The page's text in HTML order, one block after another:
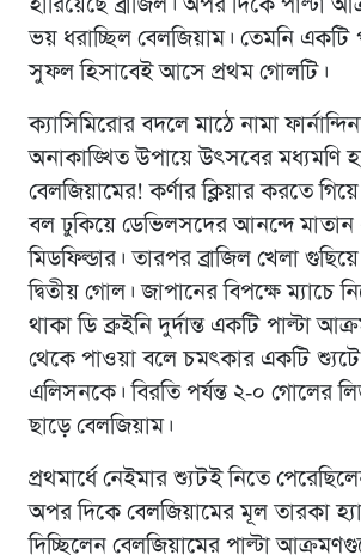
হারিয়েছে ব্রাজিল। অপর দিকে পাল্টা
ভয় ধরাচ্ছিল বেলজিয়াম। তেমনি একটি
সুফল হিসাবেই আসে প্রথম গোলটি।
ক্যাসিমিরোর বদলে মাঠে নামা
অনাকাঙ্খিত উপায়ে উৎসবের মধ্যমণি
বেলজিয়ামের! কর্ণার ক্লিয়ার করতে
বল ঢুকিয়ে ডেভিলসদের আনন্দে মাতান
মিডফিল্ডার। তারপর ব্রাজিল খেলা
দ্বিতীয় গোল। জাপানের বিপক্ষে ম্যাচে
থাকা ডি ব্রুইনি দুর্দান্ত একটি পাল্টা
থেকে পাওয়া বলে চমৎকার একটি
এলিসনকে। বিরতি পর্যন্ত ২-০ গোলের
ছাড়ে বেলজিয়াম।
প্রথমার্ধে নেইমার শ্যুটই নিতে
অপর দিকে বেলজিয়ামের মূল তারকা
দিচ্ছিলেন বেলজিয়ামের পাল্টা